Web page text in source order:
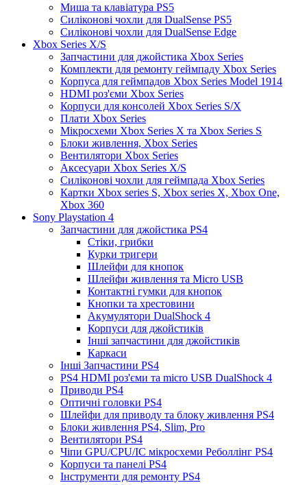
Миша та клавіатура PS5
Силіконові чохли для DualSense PS5
Силіконові чохли для DualSense Edge
Xbox Series X/S
Запчастини для джойстика Xbox Series
Комплекти для ремонту геймпаду Xbox Series
Корпуса для геймпадов Xbox Series Model 1914
HDMI роз'єми Xbox Series
Корпуси для консолей Xbox Series S/X
Плати Xbox Series
Мікросхеми Xbox Series X та Xbox Series S
Блоки живлення, Xbox Series
Вентилятори Xbox Series
Аксесуари Xbox Series X/S
Силіконові чохли для геймпада Xbox Series
Картки Xbox series S, Xbox series X, Xbox One,
Xbox 360
Sony Playstation 4
Запчастини для джойстика PS4
Стіки, грибки
Курки тригери
Шлейфи для кнопок
Шлейфи живлення та Micro USB
Контактні гумки для кнопок
Кнопки та хрестовини
Акумулятори DualShock 4
Корпуси для джойстиків
Інші запчастини для джойстиків
Каркаси
Інші Запчастини PS4
PS4 HDMI роз'єми та micro USB DualShock 4
Приводи PS4
Оптичні головки PS4
Шлейфи для приводу та блоку живлення PS4
Блоки живлення PS4, Slim, Pro
Вентилятори PS4
Чіпи GPU/CPU/IC мікросхеми Реболлінг PS4
Корпуси та панелі PS4
Інструменти для ремонту PS4